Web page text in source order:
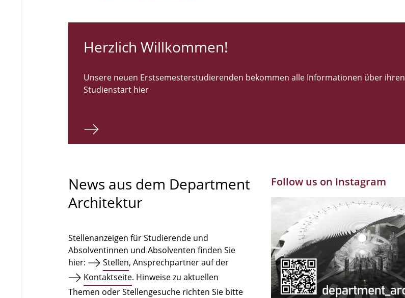
Herzlich Willkommen!
Unsere neuen Erstsemesterstudierenden bekommen alle Informationen über ihren
Studienstart hier
News aus dem Department
Architektur
Stellenanzeigen für Studierende und
Absolventinnen und Absolventen finden Sie
hier:
Stellen, Ansprechpartner auf der
Kontaktseite. Hinweise zu aktuellen
Themen oder Stellengesuche richten Sie bitte
Follow us on Instagram